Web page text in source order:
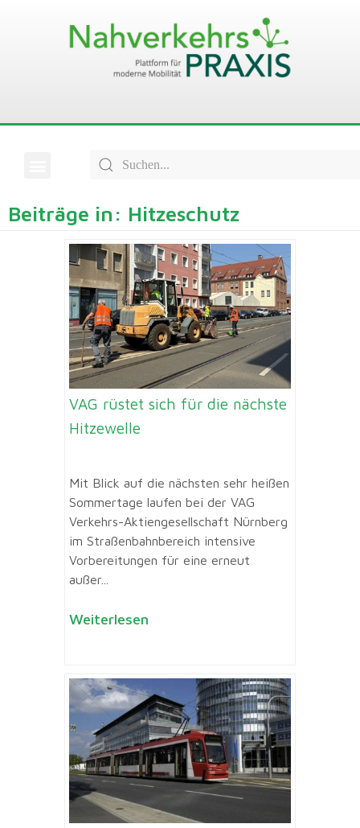
Beiträge in: Hitzeschutz
VAG rüstet sich für die nächste
Hitzewelle
Mit Blick auf die nächsten sehr heißen
Sommertage laufen bei der VAG
Verkehrs-Aktiengesellschaft Nürnberg
im Straßenbahnbereich intensive
Vorbereitungen für eine erneut
außer...
Weiterlesen